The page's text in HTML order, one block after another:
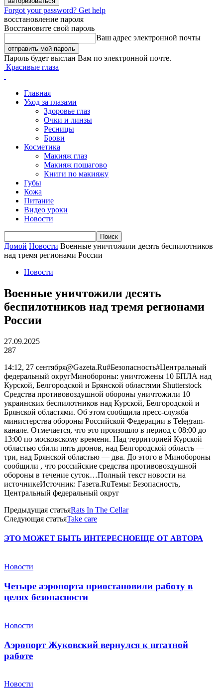
Forgot your password? Get help
восстановление пароля
Восстановите свой пароль
Ваш адрес электронной почты
Пароль будет выслан Вам по электронной почте.
Красивые глаза
Главная
Уход за глазами
Здоровье глаз
Очки и линзы
Ресницы
Брови
Косметика
Макияж глаз
Макияж пошагово
Книги по макияжу
Губы
Кожа
Питание
Видео уроки
Новости
Домой Новости Военные уничтожили десять беспилотников
над тремя регионами России
Новости
Военные уничтожили десять
беспилотников над тремя регионами
России
27.09.2025
287
14:12, 27 сентября@Gazeta.Ru#Безопасность#Центральный
федеральный округМинобороны: уничтожены 10 БПЛА над
Курской, Белгородской и Брянской областями Shutterstock
Средства противовоздушной обороны уничтожили 10
украинских беспилотников над Курской, Белгородской и
Брянской областями. Об этом сообщила пресс-служба
министерства обороны Российской Федерации в Telegram-
канале. Отмечается, что это произошло в период с 08:00 до
13:00 по московскому времени. Над территорией Курской
областью сбили пять дронов, над Белгородской область —
три, над Брянской областью — два. До этого в Минобороны
сообщили , что российские средства противовоздушной
обороны в течение суток…Полный текст новости на
источникеИсточник: Газета.RuТемы: Безопасность,
Центральный федеральный округ
Предыдущая статьяRats In The Cellar
Следующая статьяTake care
ЭТО МОЖЕТ БЫТЬ ИНТЕРЕСНОЕЩЕ ОТ АВТОРА
Новости
Четыре аэропорта приостановили работу в
целях безопасности
Новости
Аэропорт Жуковский вернулся к штатной
работе
Новости